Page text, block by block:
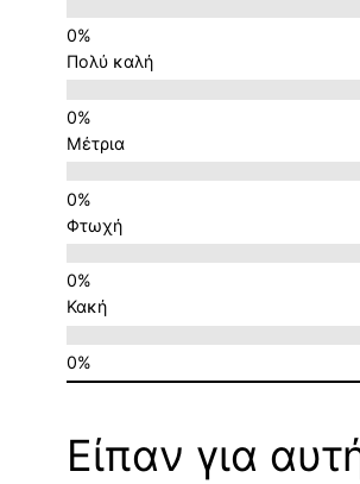
Πολύ καλή
Μέτρια
Φτωχή
Κακή
Είπαν για